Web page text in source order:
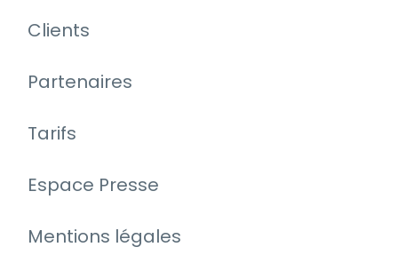
Clients
Partenaires
Tarifs
Espace Presse
Mentions légales